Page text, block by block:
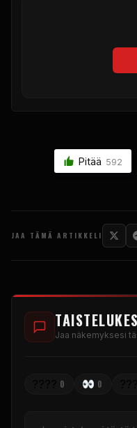
Pitää 592
JAA TÄMÄ ARTIKKELI
Jaa näkemyksesi
0 0